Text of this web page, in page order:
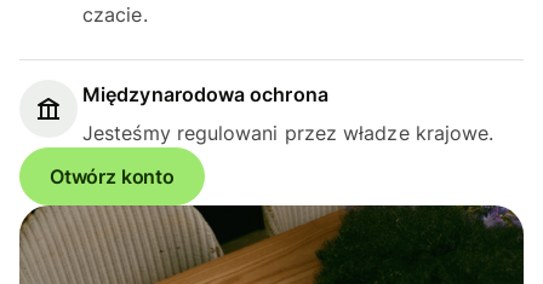
czacie.
Międzynarodowa ochrona
Jesteśmy regulowani przez władze krajowe.
Otwórz konto